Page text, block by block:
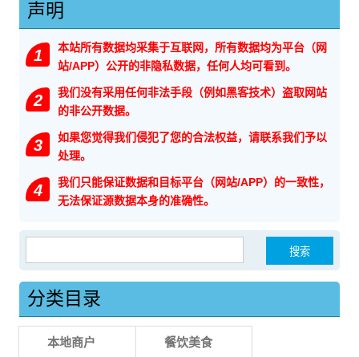
声明
1
本站所有数据均采集于互联网，所有数据均为平台（网
站/APP）公开的非隐私数据，任何人均可看到。
2
我们没有采用任何非法手段（例如黑客技术）盗取网站
的非公开数据。
3
如果您觉得我们侵犯了您的合法权益，请联系我们予以
处理。
4
我们只能保证数据和目标平台（网站/APP）的一致性，
无法保证源数据本身的准确性。
分类目录
本地商户 餐饮美食